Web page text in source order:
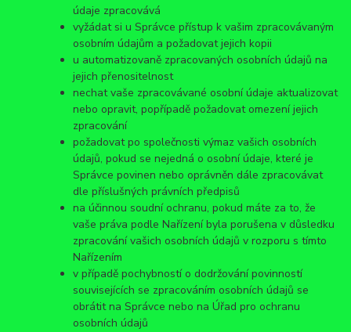
údaje zpracovává
vyžádat si u Správce přístup k vašim zpracovávaným
osobním údajům a požadovat jejich kopii
u automatizovaně zpracovaných osobních údajů na
jejich přenositelnost
nechat vaše zpracovávané osobní údaje aktualizovat
nebo opravit, popřípadě požadovat omezení jejich
zpracování
požadovat po společnosti výmaz vašich osobních
údajů, pokud se nejedná o osobní údaje, které je
Správce povinen nebo oprávněn dále zpracovávat
dle příslušných právních předpisů
na účinnou soudní ochranu, pokud máte za to, že
vaše práva podle Nařízení byla porušena v důsledku
zpracování vašich osobních údajů v rozporu s tímto
Nařízením
v případě pochybností o dodržování povinností
souvisejících se zpracováním osobních údajů se
obrátit na Správce nebo na Úřad pro ochranu
osobních údajů